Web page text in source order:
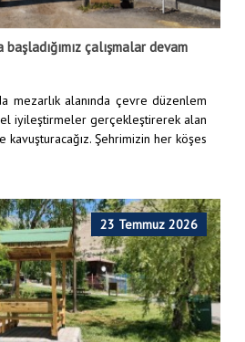
başladığımız çalışmalar devam
mezarlık alanında çevre düzenlem
iyileştirmeler gerçekleştirerek alan
kavuşturacağız. Şehrimizin her köşes
23 Temmuz 2026